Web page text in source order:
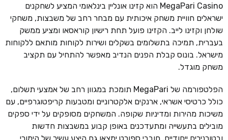
MegaPari Casino הוא קזינו אונליין בינלאומי המציע לשחקנים
ישראלים חוויית משחק איכותית עם מבחר רחב של משבצות, משחקי
שולחן וקזינו לייב. הקזינו פועל תחת רישיון קוראסאו ומציע ממשק
בעברית, תמיכה בתשלומים בשקלים ושירות לקוחות מותאם ללקוחות
מישראל. בונוס קבלת הפנים הנדיב מאפשר להתחיל עם תקציב
משחק מוגדל.
הפלטפורמה של MegaPari תומכת במגוון רחב של אמצעי תשלום,
כולל כרטיסי אשראי, ארנקים אלקטרוניים ומטבעות קריפטוגרפיים, עם
משיכות מהירות ומדיניות שקופה. המשחקים מסופקים על ידי ספקים
מובילים בתעשייה ומתעדכנים באופן קבוע במשבצות חדשות